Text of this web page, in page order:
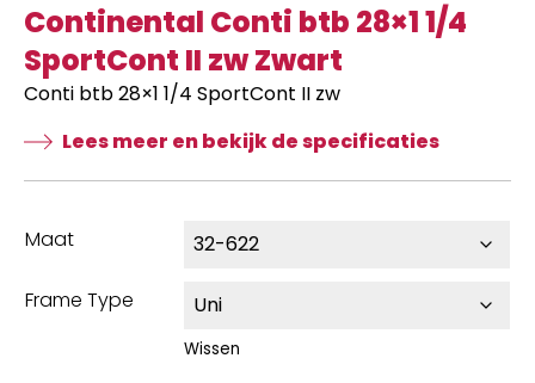
Continental Conti btb 28×1 1/4
SportCont II zw Zwart
Conti btb 28×1 1/4 SportCont II zw
Lees meer en bekijk de specificaties
Maat
Frame Type
Wissen